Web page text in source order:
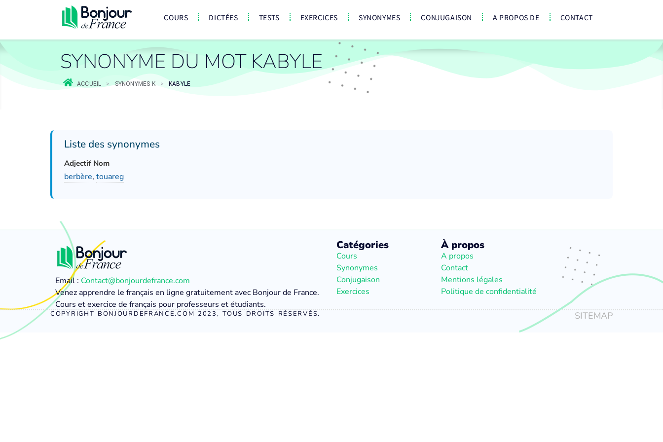
COURS DICTÉES TESTS EXERCICES SYNONYMES CONJUGAISON A PROPOS DE CONTACT
SYNONYME DU MOT KABYLE
ACCUEIL > SYNONYMES K > KABYLE
Liste des synonymes
Adjectif Nom
berbère, touareg
Email : Contact@bonjourdefrance.com
Venez apprendre le français en ligne gratuitement avec Bonjour de France.
Cours et exercice de français pour professeurs et étudiants.
Catégories
Cours
Synonymes
Conjugaison
Exercices
À propos
A propos
Contact
Mentions légales
Politique de confidentialité
COPYRIGHT BONJOURDEFRANCE.COM 2023, TOUS DROITS RÉSERVÉS. SITEMAP